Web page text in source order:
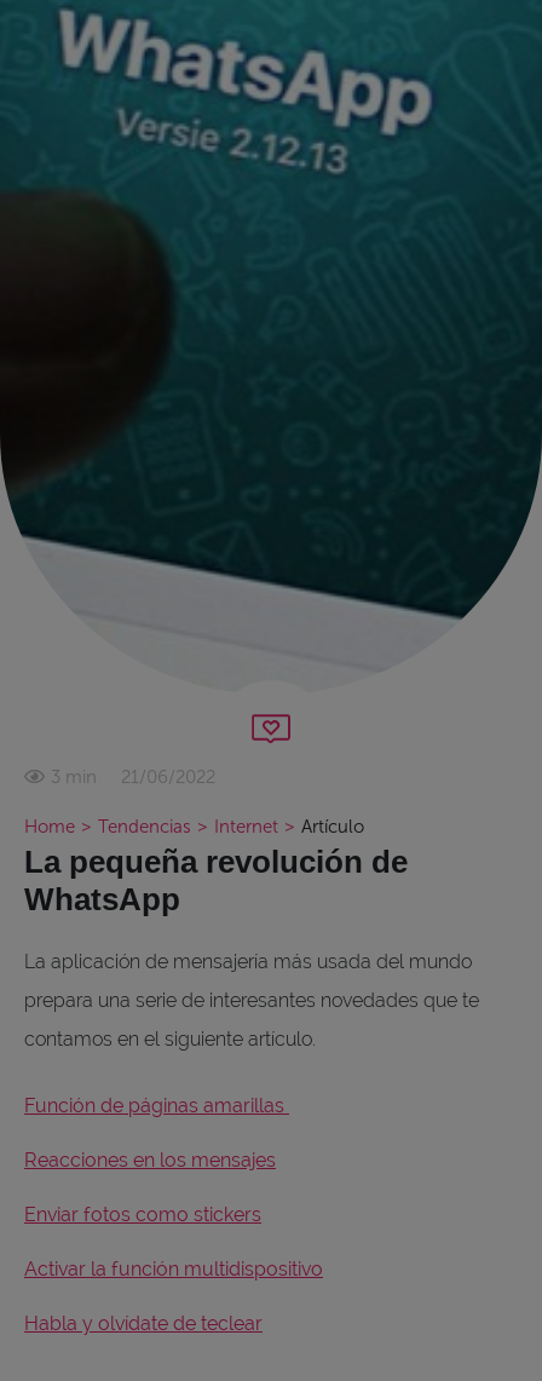
3 min 21/06/2022
Home > Tendencias > Internet > Artículo
La pequeña revolución de
WhatsApp
La aplicación de mensajería más usada del mundo
prepara una serie de interesantes novedades que te
contamos en el siguiente artículo.
Función de páginas amarillas
Reacciones en los mensajes
Enviar fotos como stickers
Activar la función multidispositivo
Habla y olvídate de teclear